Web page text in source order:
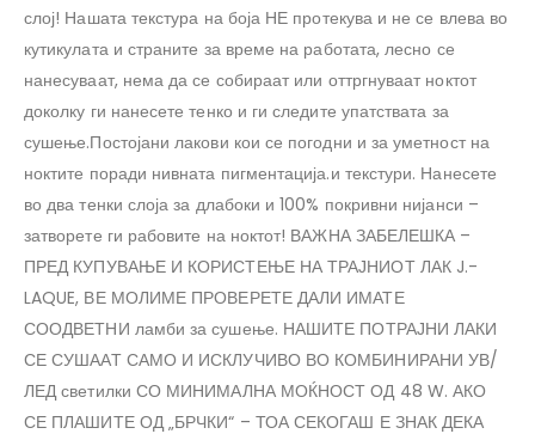
слој! Нашата текстура на боја НЕ протекува и не се влева во
кутикулата и страните за време на работата, лесно се
нанесуваат, нема да се собираат или оттргнуваат ноктот
доколку ги нанесете тенко и ги следите упатствата за
сушење.Постојани лакови кои се погодни и за уметност на
ноктите поради нивната пигментација.и текстури. Нанесете
во два тенки слоја за длабоки и 100% покривни нијанси –
затворете ги рабовите на ноктот! ВАЖНА ЗАБЕЛЕШКА –
ПРЕД КУПУВАЊЕ И КОРИСТЕЊЕ НА ТРАЈНИОТ ЛАК J.-
LAQUE, ВЕ МОЛИМЕ ПРОВЕРЕТЕ ДАЛИ ИМАТЕ
СООДВЕТНИ ламби за сушење. НАШИТЕ ПОТРАЈНИ ЛАКИ
СЕ СУШААТ САМО И ИСКЛУЧИВО ВО КОМБИНИРАНИ УВ/
ЛЕД светилки СО МИНИМАЛНА МОЌНОСТ ОД 48 W. АКО
СЕ ПЛАШИТЕ ОД „БРЧКИ“ – ТОА СЕКОГАШ Е ЗНАК ДЕКА